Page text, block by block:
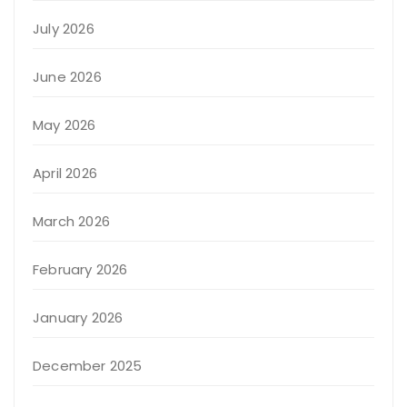
July 2026
June 2026
May 2026
April 2026
March 2026
February 2026
January 2026
December 2025